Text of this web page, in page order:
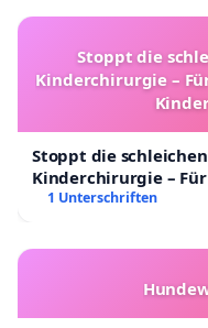
Ortsteil
notwendigen
ergreifen. Selbst
(Landkreis Erl.-
in den Wohnungen
Stoppt die
Kinderchirurgie –
Stoppt die
Kinderchirurgie –
Kinder in Deutschland
1 Unterschriften